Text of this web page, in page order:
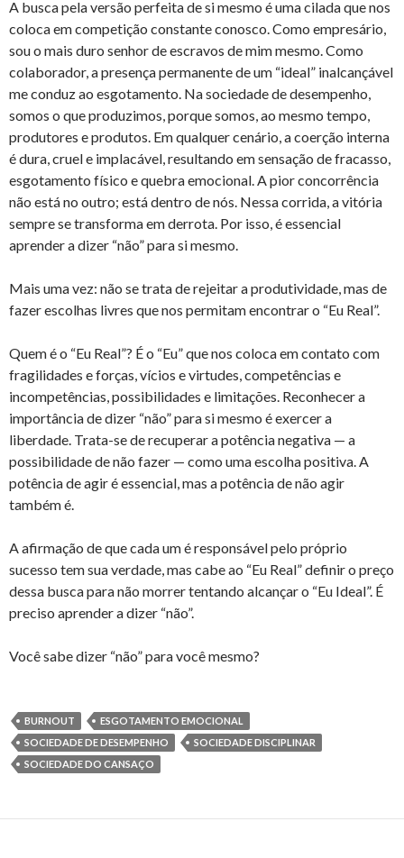
A busca pela versão perfeita de si mesmo é uma cilada que nos
coloca em competição constante conosco. Como empresário,
sou o mais duro senhor de escravos de mim mesmo. Como
colaborador, a presença permanente de um “ideal” inalcançável
me conduz ao esgotamento. Na sociedade de desempenho,
somos o que produzimos, porque somos, ao mesmo tempo,
produtores e produtos. Em qualquer cenário, a coerção interna
é dura, cruel e implacável, resultando em sensação de fracasso,
esgotamento físico e quebra emocional. A pior concorrência
não está no outro; está dentro de nós. Nessa corrida, a vitória
sempre se transforma em derrota. Por isso, é essencial
aprender a dizer “não” para si mesmo.
Mais uma vez: não se trata de rejeitar a produtividade, mas de
fazer escolhas livres que nos permitam encontrar o “Eu Real”.
Quem é o “Eu Real”? É o “Eu” que nos coloca em contato com
fragilidades e forças, vícios e virtudes, competências e
incompetências, possibilidades e limitações. Reconhecer a
importância de dizer “não” para si mesmo é exercer a
liberdade. Trata-se de recuperar a potência negativa — a
possibilidade de não fazer — como uma escolha positiva. A
potência de agir é essencial, mas a potência de não agir
também é.
A afirmação de que cada um é responsável pelo próprio
sucesso tem sua verdade, mas cabe ao “Eu Real” definir o preço
dessa busca para não morrer tentando alcançar o “Eu Ideal”. É
preciso aprender a dizer “não”.
Você sabe dizer “não” para você mesmo?
BURNOUT
ESGOTAMENTO EMOCIONAL
SOCIEDADE DE DESEMPENHO
SOCIEDADE DISCIPLINAR
SOCIEDADE DO CANSAÇO